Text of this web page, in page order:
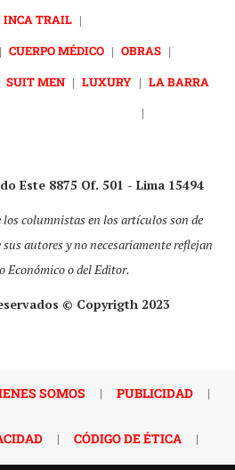
INCA TRAIL |
| CUERPO MÉDICO | OBRAS |
SUIT MEN | LUXURY | LA BARRA
|
Este 8875 Of. 501 - Lima 15494
los columnistas en los artículos son de
autores y no necesariamente reflejan
Económico o del Editor.
© Copyrigth 2023
SOMOS | PUBLICIDAD |
| CÓDIGO DE ÉTICA |